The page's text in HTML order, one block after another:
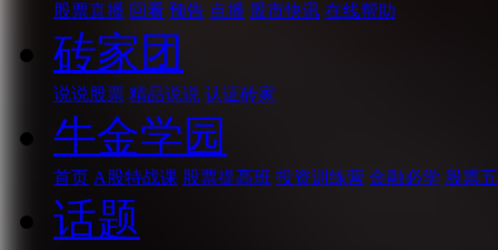
股票直播 回看 预告 点播 股市快讯 在线帮助
砖家团
说说股票 精品说说 认证砖家
牛金学园
首页 A股特战课 股票提高班 投资训练营 金融必学 股票
话题